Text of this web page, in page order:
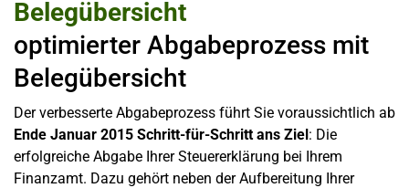
optimierter Abgabeprozess mit
Belegübersicht
Der verbesserte Abgabeprozess führt Sie voraussichtlich ab
Ende Januar 2015 Schritt-für-Schritt ans Ziel: Die
erfolgreiche Abgabe Ihrer Steuererklärung bei Ihrem
Finanzamt. Dazu gehört neben der Aufbereitung Ihrer